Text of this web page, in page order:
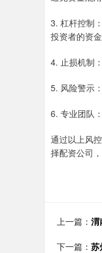
3. 杠杆控制
投资者的资金
4. 止损机制
5. 风险警示
6. 专业团队
通过以上风
择配资公司
上一篇： 渭
下一篇： 苏